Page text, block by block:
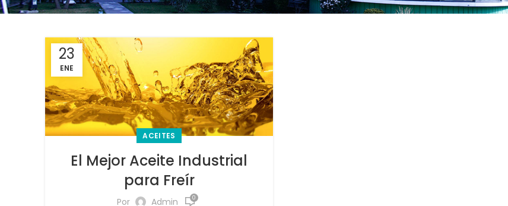
23
ENE
ACEITES
El Mejor Aceite Industrial
para Freír
Por Admin 0